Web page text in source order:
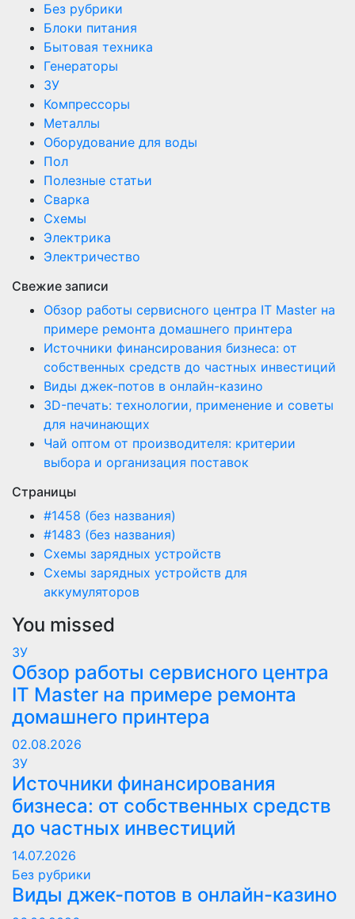
Без рубрики
Блоки питания
Бытовая техника
Генераторы
ЗУ
Компрессоры
Металлы
Оборудование для воды
Пол
Полезные статьи
Сварка
Схемы
Электрика
Электричество
Свежие записи
Обзор работы сервисного центра IT Master на
примере ремонта домашнего принтера
Источники финансирования бизнеса: от
собственных средств до частных инвестиций
Виды джек-потов в онлайн-казино
3D-печать: технологии, применение и советы
для начинающих
Чай оптом от производителя: критерии
выбора и организация поставок
Страницы
#1458 (без названия)
#1483 (без названия)
Схемы зарядных устройств
Схемы зарядных устройств для
аккумуляторов
You missed
ЗУ
Обзор работы сервисного центра
IT Master на примере ремонта
домашнего принтера
02.08.2026
ЗУ
Источники финансирования
бизнеса: от собственных средств
до частных инвестиций
14.07.2026
Без рубрики
Виды джек-потов в онлайн-казино